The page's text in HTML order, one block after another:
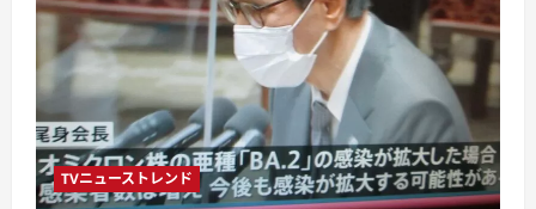
TVニューストレンド